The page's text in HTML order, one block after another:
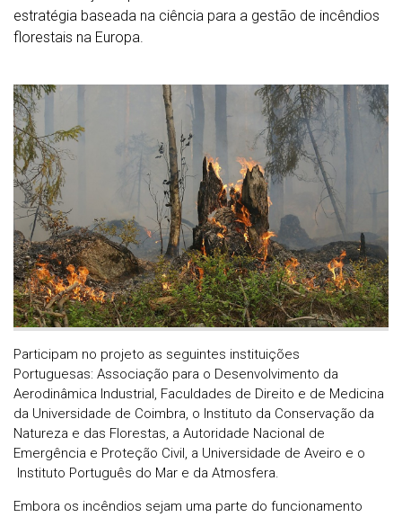
estratégia baseada na ciência para a gestão de incêndios
florestais na Europa.
Participam no projeto as seguintes instituições
Portuguesas: Associação para o Desenvolvimento da
Aerodinâmica Industrial, Faculdades de Direito e de Medicina
da Universidade de Coimbra, o Instituto da Conservação da
Natureza e das Florestas, a Autoridade Nacional de
Emergência e Proteção Civil, a Universidade de Aveiro e o
Instituto Português do Mar e da Atmosfera.
Embora os incêndios sejam uma parte do funcionamento